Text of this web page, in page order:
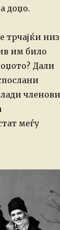
доџо.
трчајќи низ
им било
Дали
членови
меѓу